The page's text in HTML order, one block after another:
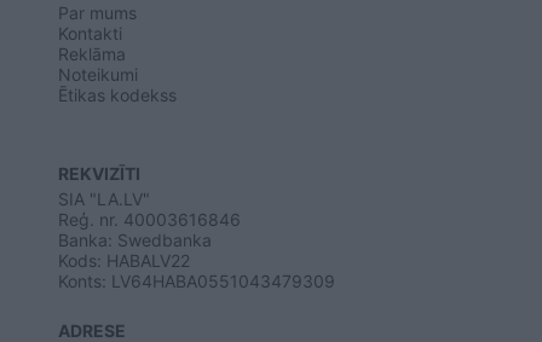
Par mums
Kontakti
Reklāma
Noteikumi
Ētikas kodekss
REKVIZĪTI
SIA "LA.LV"
Reģ. nr. 40003616846
Banka: Swedbanka
Kods: HABALV22
Konts: LV64HABA0551043479309
ADRESE